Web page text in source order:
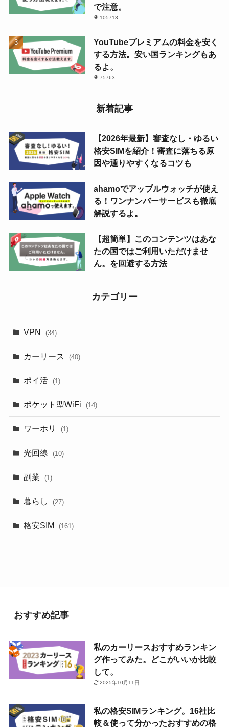
で注意。
105713
YouTubeプレミアムの料金を安く
する方法。安い国ランキングもあ
るよ。
75763
新着記事
【2026年最新】審査なし・ゆるい
格安SIMを紹介！審査に落ちる原
因や通りやすくなるコツも
ahamoでアップルウォッチが使え
る！ワンナンバーサービスも徹底
解説するよ。
【超簡単】このコンテンツはあな
たの国ではご利用いただけませ
ん。を回避する方法
カテゴリー
VPN (34)
カーリース (40)
ポイ活 (1)
ポケット型WiFi (14)
ワーホリ (1)
光回線 (10)
副業 (1)
暮らし (27)
格安SIM (161)
おすすめ記事
私のカーリースおすすめランキン
グ作ってみた。どこがいいか比較
して。
2025年10月11日
私の格安SIMランキング。16社比
較＆使って分かったおすすめの格